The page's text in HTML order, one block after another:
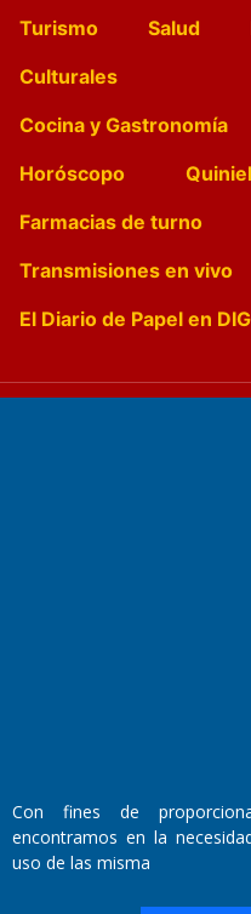
Turismo
Salud
Culturales
Cocina y Gastronomía
Horóscopo
Farmacias de turno
Transmisiones en vivo
El Diario de Papel en
Santa Rosa, La Pampa.
Con fines de
encontramos en la
uso de las misma